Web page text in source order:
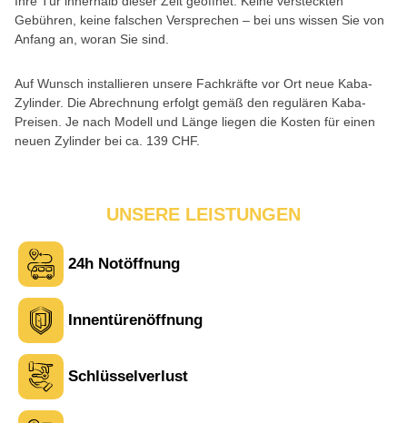
Gebühren, keine falschen Versprechen – bei uns wissen Sie von
Anfang an, woran Sie sind.
Auf Wunsch installieren unsere Fachkräfte vor Ort neue Kaba-
Zylinder. Die Abrechnung erfolgt gemäß den regulären Kaba-
Preisen. Je nach Modell und Länge liegen die Kosten für einen
neuen Zylinder bei ca. 139 CHF.
UNSERE LEISTUNGEN
24h Notöffnung
Innentürenöffnung
Schlüsselverlust